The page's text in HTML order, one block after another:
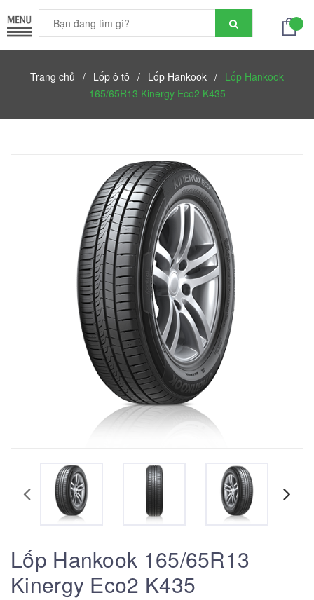
Trang chủ / Lốp ô tô / Lốp Hankook / Lốp Hankook
165/65R13 Kinergy Eco2 K435
Lốp Hankook 165/65R13
Kinergy Eco2 K435